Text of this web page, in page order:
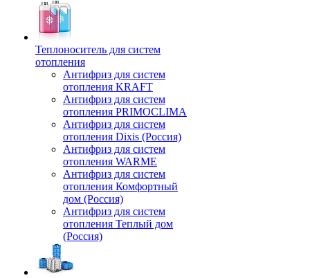
Теплоноситель для систем
отопления
Антифриз для систем
отопления KRAFT
Антифриз для систем
отопления PRIMOCLIMA
Антифриз для систем
отопления Dixis (Россия)
Антифриз для систем
отопления WARME
Антифриз для систем
отопления Комфортный
дом (Россия)
Антифриз для систем
отопления Теплый дом
(Россия)